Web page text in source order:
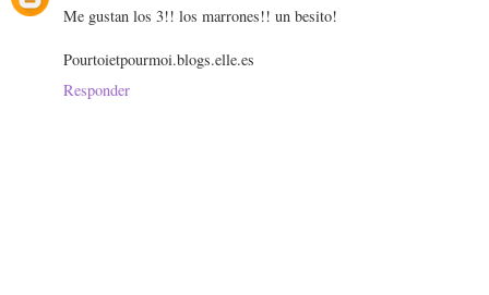
Me gustan los 3!! los marrones!! un besito!
Pourtoietpourmoi.blogs.elle.es
Responder